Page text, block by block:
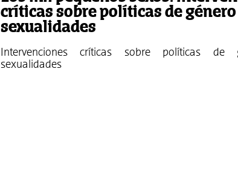
críticas sobre políticas de
sexualidades
Intervenciones críticas sobre políticas de
sexualidades